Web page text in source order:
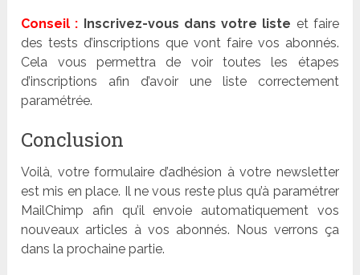
Conseil : Inscrivez-vous dans votre liste et faire
des tests d’inscriptions que vont faire vos abonnés.
Cela vous permettra de voir toutes les étapes
d’inscriptions afin d’avoir une liste correctement
paramétrée.
Conclusion
Voilà, votre formulaire d’adhésion à votre newsletter
est mis en place. Il ne vous reste plus qu’à paramétrer
MailChimp afin qu’il envoie automatiquement vos
nouveaux articles à vos abonnés. Nous verrons ça
dans la prochaine partie.